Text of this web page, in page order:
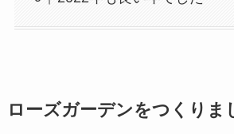
ローズガーデンをつくりま